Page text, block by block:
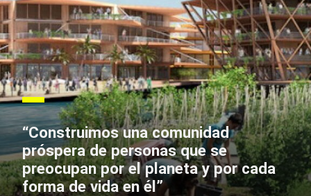
“Construimos una comunidad
próspera de personas que se
preocupan por el planeta y por cada
forma de vida en él”